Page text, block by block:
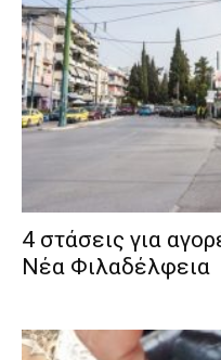
4 στάσεις για
Νέα Φιλαδέλφεια